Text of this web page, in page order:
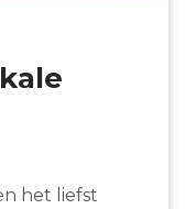
het liefst